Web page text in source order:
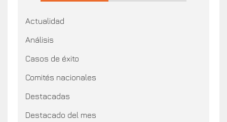
Actualidad
Análisis
Casos de éxito
Comités nacionales
Destacadas
Destacado del mes